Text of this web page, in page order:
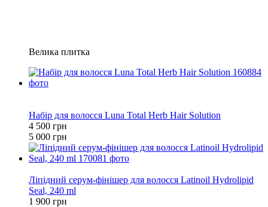
Велика плитка
Набір для волосся Luna Total Herb Hair Solution
4 500 грн
5 000 грн
Ліпідний серум-фінішер для волосся Latinoil Hydrolipid
Seal, 240 ml
1 900 грн